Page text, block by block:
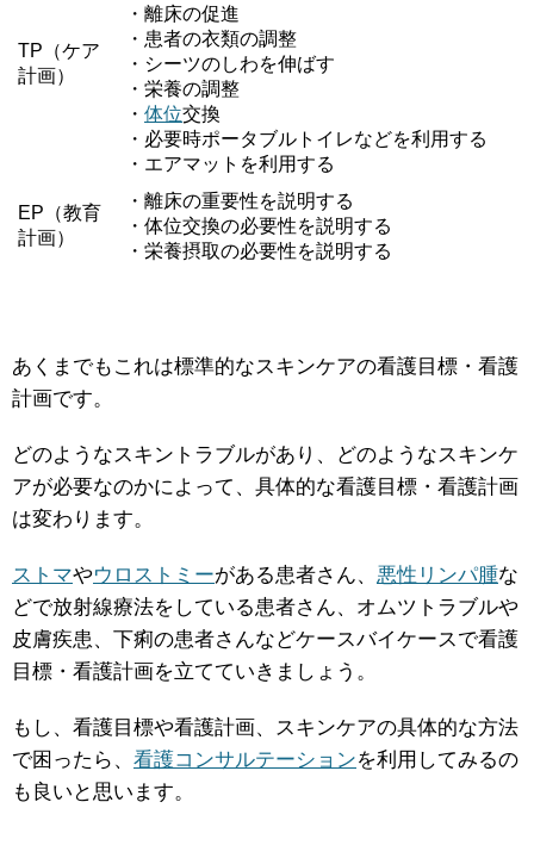
TP（ケア
計画）
・離床の促進
・患者の衣類の調整
・シーツのしわを伸ばす
・栄養の調整
・ 体位交換
・必要時ポータブルトイレなどを利用する
・エアマットを利用する
EP（教育
計画）
・離床の重要性を説明する
・体位交換の必要性を説明する
・栄養摂取の必要性を説明する
あくまでもこれは標準的なスキンケアの看護目標・看護
計画です。
どのようなスキントラブルがあり、どのようなスキンケ
アが必要なのかによって、具体的な看護目標・看護計画
は変わります。
ストマやウロストミーがある患者さん、 悪性リンパ腫な
どで放射線療法をしている患者さん、オムツトラブルや
皮膚疾患、下痢の患者さんなどケースバイケースで看護
目標・看護計画を立てていきましょう。
もし、看護目標や看護計画、スキンケアの具体的な方法
で困ったら、 看護コンサルテーションを利用してみるの
も良いと思います。